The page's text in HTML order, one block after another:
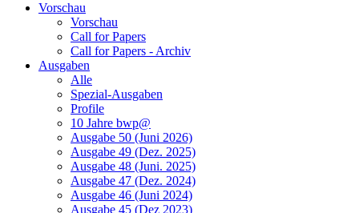
Vorschau
Vorschau
Call for Papers
Call for Papers - Archiv
Ausgaben
Alle
Spezial-Ausgaben
Profile
10 Jahre bwp@
Ausgabe 50 (Juni 2026)
Ausgabe 49 (Dez. 2025)
Ausgabe 48 (Juni. 2025)
Ausgabe 47 (Dez. 2024)
Ausgabe 46 (Juni 2024)
Ausgabe 45 (Dez 2023)